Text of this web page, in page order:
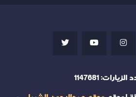
الزيارات: 1147681